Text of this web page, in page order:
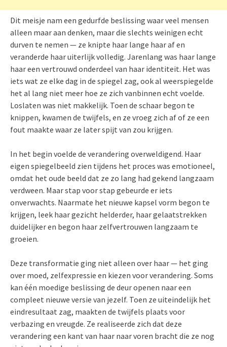
Dit meisje nam een gedurfde beslissing waar veel mensen
alleen maar aan denken, maar die slechts weinigen echt
durven te nemen — ze knipte haar lange haar af en
veranderde haar uiterlijk volledig. Jarenlang was haar lange
haar een vertrouwd onderdeel van haar identiteit. Het was
iets wat ze elke dag in de spiegel zag, ook al weerspiegelde
het al lang niet meer hoe ze zich vanbinnen echt voelde.
Loslaten was niet makkelijk. Toen de schaar begon te
knippen, kwamen de twijfels, en ze vroeg zich af of ze een
fout maakte waar ze later spijt van zou krijgen.
In het begin voelde de verandering overweldigend. Haar
eigen spiegelbeeld zien tijdens het proces was emotioneel,
omdat het oude beeld dat ze zo lang had gekend langzaam
verdween. Maar stap voor stap gebeurde er iets
onverwachts. Naarmate het nieuwe kapsel vorm begon te
krijgen, leek haar gezicht helderder, haar gelaatstrekken
duidelijker en begon haar zelfvertrouwen langzaam te
groeien.
Deze transformatie ging niet alleen over haar — het ging
over moed, zelfexpressie en kiezen voor verandering. Soms
kan één moedige beslissing de deur openen naar een
compleet nieuwe versie van jezelf. Toen ze uiteindelijk het
eindresultaat zag, maakten de twijfels plaats voor
verbazing en vreugde. Ze realiseerde zich dat deze
verandering een kant van haar naar voren bracht die ze nog